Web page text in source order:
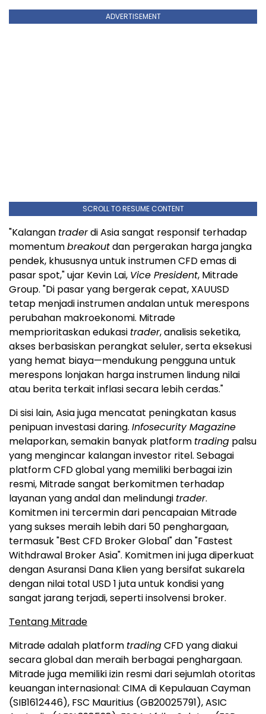
ADVERTISEMENT
SCROLL TO RESUME CONTENT
"Kalangan traderdi Asia sangat responsif terhadap
momentumbreakoutdan pergerakan harga jangka
pendek, khususnya untuk instrumen CFD emas di
pasar spot," ujar Kevin Lai, Vice President, Mitrade
Group. "Di pasar yang bergerak cepat, XAUUSD
tetap menjadi instrumen andalan untuk merespons
perubahan makroekonomi. Mitrade
memprioritaskan edukasi trader, analisis seketika,
akses berbasiskan perangkat seluler, serta eksekusi
yang hemat biaya—mendukung pengguna untuk
merespons lonjakan harga instrumen lindung nilai
atau berita terkait inflasi secara lebih cerdas."
Di sisi lain, Asia juga mencatat peningkatan kasus
penipuan investasi daring. Infosecurity Magazine
melaporkan, semakin banyak platform trading palsu
yang mengincar kalangan investor ritel. Sebagai
platform CFD global yang memiliki berbagai izin
resmi, Mitrade sangat berkomitmen terhadap
layanan yang andal dan melindungi trader.
Komitmen ini tercermin dari pencapaian Mitrade
yang sukses meraih lebih dari 50 penghargaan,
termasuk "Best CFD Broker Global" dan "Fastest
Withdrawal Broker Asia". Komitmen ini juga diperkuat
dengan Asuransi Dana Klien yang bersifat sukarela
dengan nilai total USD 1 juta untuk kondisi yang
sangat jarang terjadi, seperti insolvensi broker.
Tentang Mitrade
Mitrade adalah platform tradingCFD yang diakui
secara global dan meraih berbagai penghargaan.
Mitrade juga memiliki izin resmi dari sejumlah otoritas
keuangan internasional: CIMA di Kepulauan Cayman
(SIB1612446), FSC Mauritius (GB20025791), ASIC